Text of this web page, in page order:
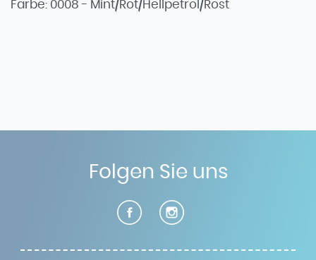
Farbe: 0008 - Mint/Rot/Hellpetrol/Rost
Folgen Sie uns